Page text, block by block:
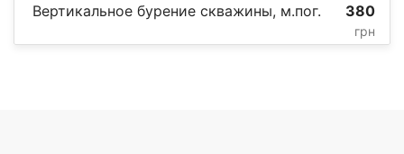
Вертикальное бурение скважины, м.пог. 380
грн